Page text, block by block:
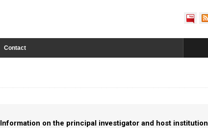
Contact
Information on the principal investigator and host institution